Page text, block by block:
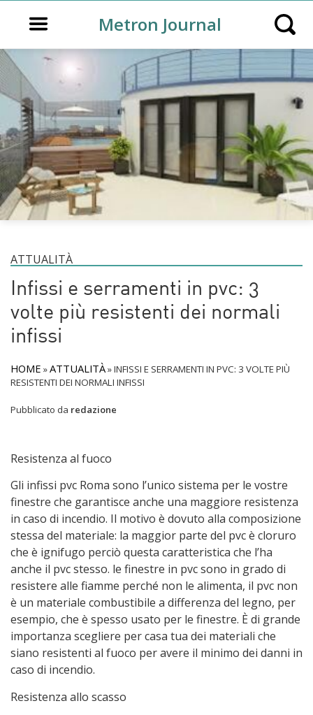
Open main menuMetron Journal Open
ATTUALITÀ
Infissi e serramenti in pvc: 3
volte più resistenti dei normali
infissi
HOME »ATTUALITÀ»INFISSI E SERRAMENTI IN PVC: 3 VOLTE PIÙ
RESISTENTI DEI NORMALI INFISSI
Pubblicato da redazione
Resistenza al fuoco
Gli infissi pvc Roma sono l’unico sistema per le vostre
finestre che garantisce anche una maggiore resistenza
in caso di incendio. Il motivo è dovuto alla composizione
stessa del materiale: la maggior parte del pvc è cloruro
che è ignifugo perciò questa caratteristica che l’ha
anche il pvc stesso. le finestre in pvc sono in grado di
resistere alle fiamme perché non le alimenta, il pvc non
è un materiale combustibile a differenza del legno, per
esempio, che è spesso usato per le finestre. È di grande
importanza scegliere per casa tua dei materiali che
siano resistenti al fuoco per avere il minimo dei danni in
caso di incendio.
Resistenza allo scasso